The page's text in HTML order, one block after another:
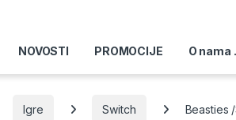
NOVOSTI PROMOCIJE O nama
Igre Switch Beasties